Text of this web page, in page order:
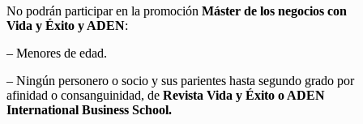
No podrán participar en la promoción Máster de los negocios con
Vida y Éxito y ADEN:
– Menores de edad.
– Ningún personero o socio y sus parientes hasta segundo grado por
afinidad o consanguinidad, de Revista Vida y Éxito o ADEN
International Business School.